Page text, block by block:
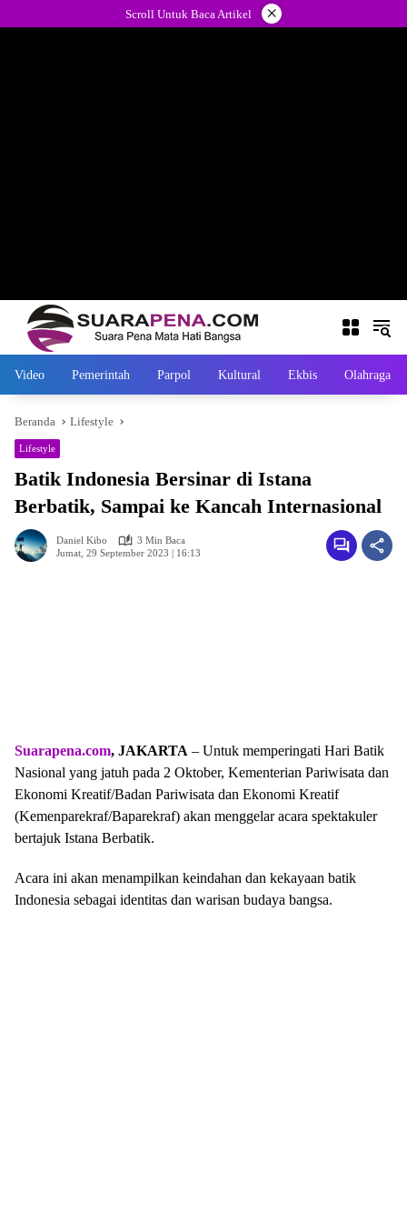
ke
Scroll Untuk Baca Artikel ×
Video Pemerintah Parpol Kultural Ekbis Olahraga
Beranda Lifestyle
Lifestyle
Batik Indonesia Bersinar di Istana
Berbatik, Sampai ke Kancah Internasional
Daniel Kibo
3 Min Baca
Jumat, 29 September 2023 | 16:13
Suarapena.com, JAKARTA – Untuk memperingati Hari Batik
Nasional yang jatuh pada 2 Oktober, Kementerian Pariwisata dan
Ekonomi Kreatif/Badan Pariwisata dan Ekonomi Kreatif
(Kemenparekraf/Baparekraf) akan menggelar acara spektakuler
bertajuk Istana Berbatik.
Acara ini akan menampilkan keindahan dan kekayaan batik
Indonesia sebagai identitas dan warisan budaya bangsa.